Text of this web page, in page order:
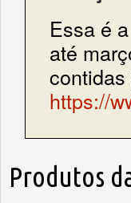
Essa é
até
https://
Produtos